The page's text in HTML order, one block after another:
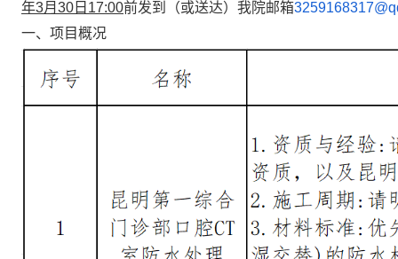
年3月30日17:00前发到（或送达）我院邮箱
一、项目概况